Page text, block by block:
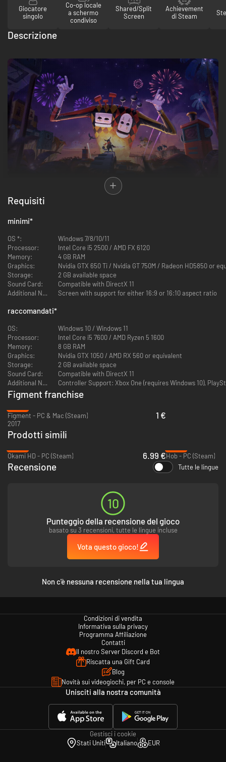
Giocatore
singolo
Co-op locale
a schermo
condiviso
Shared/Split
Screen
Achievement
di Steam
Descrizione
Ponti pianoforte, piante danzanti e rese dei conti melodiche: addentrati
nella Mente.
Figment 2: Creed Valley è un gioco d’azione e avventura ambientato nella
pacifiche. Unisciti a Dusty, il coraggio della Mente, tra rompicapi,
combattimenti a sfondo musicale contro i boss e ambientazioni uniche.
Affronta le tue paure.
Gli Incubi hanno distrutto la Bussola Morale e influito sul funzionamento
della Mente. Dusty e la sua fiduciosa aiutante Piper partono per Creed
Valley, dove nascono gli ideali della Mente, allo scopo di riportare la pace
in un viaggio irto di battaglie a sfondo musicale e di incredibili rompicapi.
Gli Incubi sono accompagnati da canzoni tematiche in cui spiegano il
motivo della propria comparsa. Schivali e spostati mentre ti provocano.
Requisiti
minimi*
OS *:
Windows 7/8/10/11
Processor:
Intel Core i5 2500 / AMD FX 6120
Memory:
4 GB RAM
Graphics:
Nvidia GTX 650 Ti / Nvidia GT 750M / Radeon HD5850 or
Storage:
2 GB available space
Sound Card:
Compatible with DirectX 11
Additional Notes:
Screen with support for either 16:9 or 16:10 aspect ratio
raccomandati*
OS:
Windows 10 / Windows 11
Processor:
Intel Core i5 7600 / AMD Ryzen 5 1600
Memory:
8 GB RAM
Graphics:
Nvidia GTX 1050 / AMD RX 560 or equivalent
Storage:
2 GB available space
Sound Card:
Compatible with DirectX 11
Additional Notes:
Controller Support: Xbox One (requires Windows 10),
Figment franchise
Figment - PC & Mac (Steam)
2017
1 €
Prodotti simili
Okami HD - PC (Steam)
6.99 €Hob - PC (Steam)
Recensione Tutte le lingue
10
Punteggio della recensione del gioco
basato su 3 recensioni, tutte le lingue incluse
Vota questo gioco!
Non c'è nessuna recensione nella tua lingua
Condizioni di vendita
Informativa sulla privacy
Programma Affiliazione
Contatti
Il nostro Server Discord e Bot
Riscatta una Gift Card
Blog
Novità sui videogiochi, per PC e console
Unisciti alla nostra comunità
Gestisci i cookie
Stati Uniti
Italiano EUR